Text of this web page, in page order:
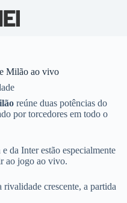
Milão ao vivo
reúne duas potências do
por torcedores em todo o
da Inter estão especialmente
ao jogo ao vivo.
crescente, a partida